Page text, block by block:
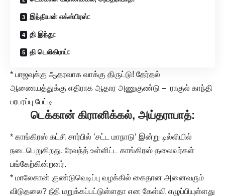
இந்தியன் எக்ஸ்பிரஸ்:
தி இந்து:
தி டெலிகிராப்:
* பாஜவுக்கு ஆதரவாக வாக்கு திருட்டு! தேர்தல்
ஆணையத்துக்கு எதிராக ஆதார அணுகுண்டு – ராகுல் காந்தி
பரபரப்பு பேட்டி
டெக்கான் கிரானிக்கல், அய்தராபாத்:
* காங்கிரஸ் கட்சி சார்பில் ’சட்ட மாநாடு’ இன்று டில்லியில்
நடைபெறுகிறது. ரேவந்த் உள்ளிட்ட காங்கிரஸ் தலைவர்கள்
பங்கேற்கின்றனர்.
* மாலேகான் குண்டுவெடிப்பு வழக்கில் கைதான அனைவரும்
விடுதலை? நீதி மறுக்கப்பட்டுள்ளதா என கேள்வி எழுப்பியுள்ளது